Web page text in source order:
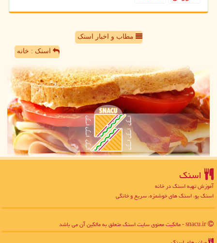
مطاب و اخبار اسنک
اسنک : خانه
اسنك
آموزش تهیه اسنک در خانه
اسنک یو، اسنک های خوشمزه، سریع و خانگی